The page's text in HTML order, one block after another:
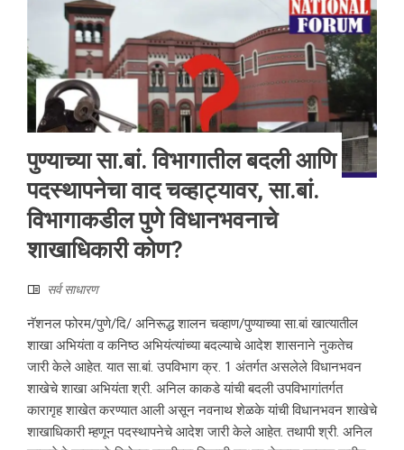
पुण्याच्या सा.बां. विभागातील बदली आणि
पदस्थापनेचा वाद चव्हाट्यावर, सा.बां.
विभागाकडील पुणे विधानभवनाचे
शाखाधिकारी कोण?
सर्व साधारण
नॅशनल फोरम/पुणे/दि/ अनिरूद्ध शालन चव्हाण/पुण्याच्या सा.बां खात्यातील
शाखा अभियंता व कनिष्ठ अभियंत्यांच्या बदल्याचे आदेश शासनाने नुकतेच
जारी केले आहेत. यात सा.बां. उपविभाग क्र. 1 अंतर्गत असलेले विधानभवन
शाखेचे शाखा अभियंता श्री. अनिल काकडे यांची बदली उपविभागांतर्गत
कारागृह शाखेत करण्यात आली असून नवनाथ शेळके यांची विधानभवन शाखेचे
शाखाधिकारी म्हणून पदस्थापनेचे आदेश जारी केले आहेत. तथापी श्री. अनिल